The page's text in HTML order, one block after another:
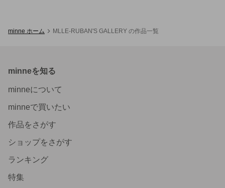
minne ホーム MLLE-RUBAN'S GALLERY の作品一覧
minneを知る
minneについて
minneで買いたい
作品をさがす
ショップをさがす
ランキング
特集